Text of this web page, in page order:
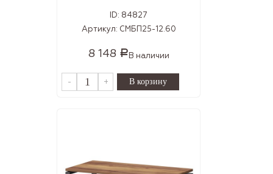
ID: 84827
Артикул: СМБП25-12.60
8 148 РВ наличии
- +